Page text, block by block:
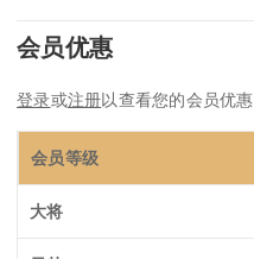
会员优惠
登录或注册以查看您的会员优惠
会员等级
大将